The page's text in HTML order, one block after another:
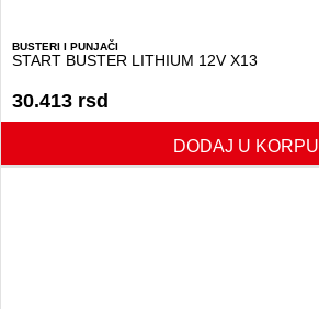
BUSTERI I PUNJAČI
START BUSTER LITHIUM 12V X13
30.413 rsd
DODAJ U KORPU